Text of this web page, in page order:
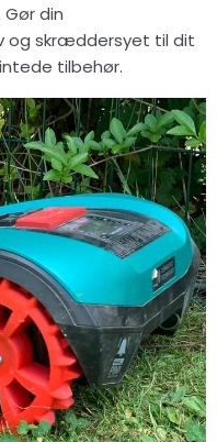
din
og skræddersyet til dit
tilbehør.